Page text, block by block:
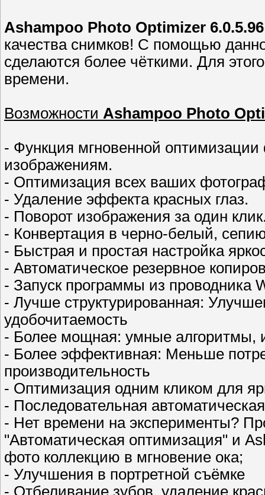
Ashampoo Photo Optimizer
качества снимков! С помощью
сделаются более чёткими. Для
времени.
Возможности Ashampoo Photo
- Функция мгновенной
изображениям.
- Оптимизация всех ваших
- Удаление эффекта красных глаз.
- Поворот изображения за один
- Конвертация в черно-белый,
- Быстрая и простая настройка
- Автоматическое резервное
- Запуск программы из проводника
- Лучше структурированная:
удобочитаемость
- Более мощная: умные алгоритмы,
- Более эффективная: Меньше
производительность
- Оптимизация одним кликом для
- Последовательная
- Нет времени на эксперименты?
"Автоматическая оптимизация" и
фото коллекцию в мгновение ока;
- Улучшения в портретной съёмке
- Отбеливание зубов, удаление